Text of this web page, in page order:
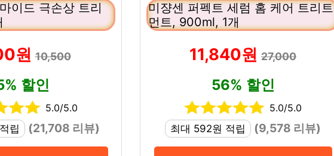
이드 극손상 트리
원10,500
할인
5.0/5.0
립
(21,708 리뷰)
미쟝센 퍼펙트 세럼 홈 케어 트리트
먼트, 900ml, 1개
11,840원 27,000
56% 할인
5.0/5.0
최대 592원 적립
(9,578 리뷰)